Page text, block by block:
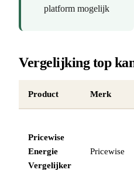
platform mogelijk
Vergelijking top
Product Merk
Pricewise
Energie
Vergelijker
Pricewise